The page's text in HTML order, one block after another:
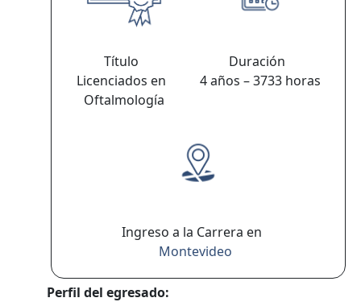
Título
Licenciados en
Oftalmología
Duración
4 años – 3733 horas
Ingreso a la Carrera en
Montevideo
Perfil del egresado: